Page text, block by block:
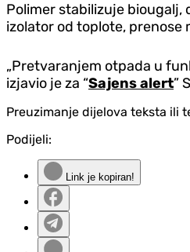
Polimer stabilizuje biougalj,
izolator od toplote, prenose
„Pretvaranjem otpada u
izjavio je za “Sajens alert”
Preuzimanje dijelova teksta ili
Podijeli:
Link je kopiran!